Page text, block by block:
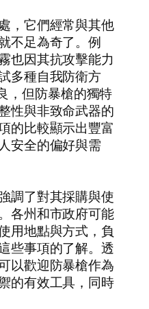
，它們經常與其他
不足為奇了。例
也因其抗攻擊能力
多種自我防衛方
，但防暴槍的獨特
性與非致命武器的
的比較顯示出豐富
安全的偏好與需
調了對其採購與使
各州和市政府可能
用地點與方式，負
些事項的了解。透
以歡迎防暴槍作為
的有效工具，同時